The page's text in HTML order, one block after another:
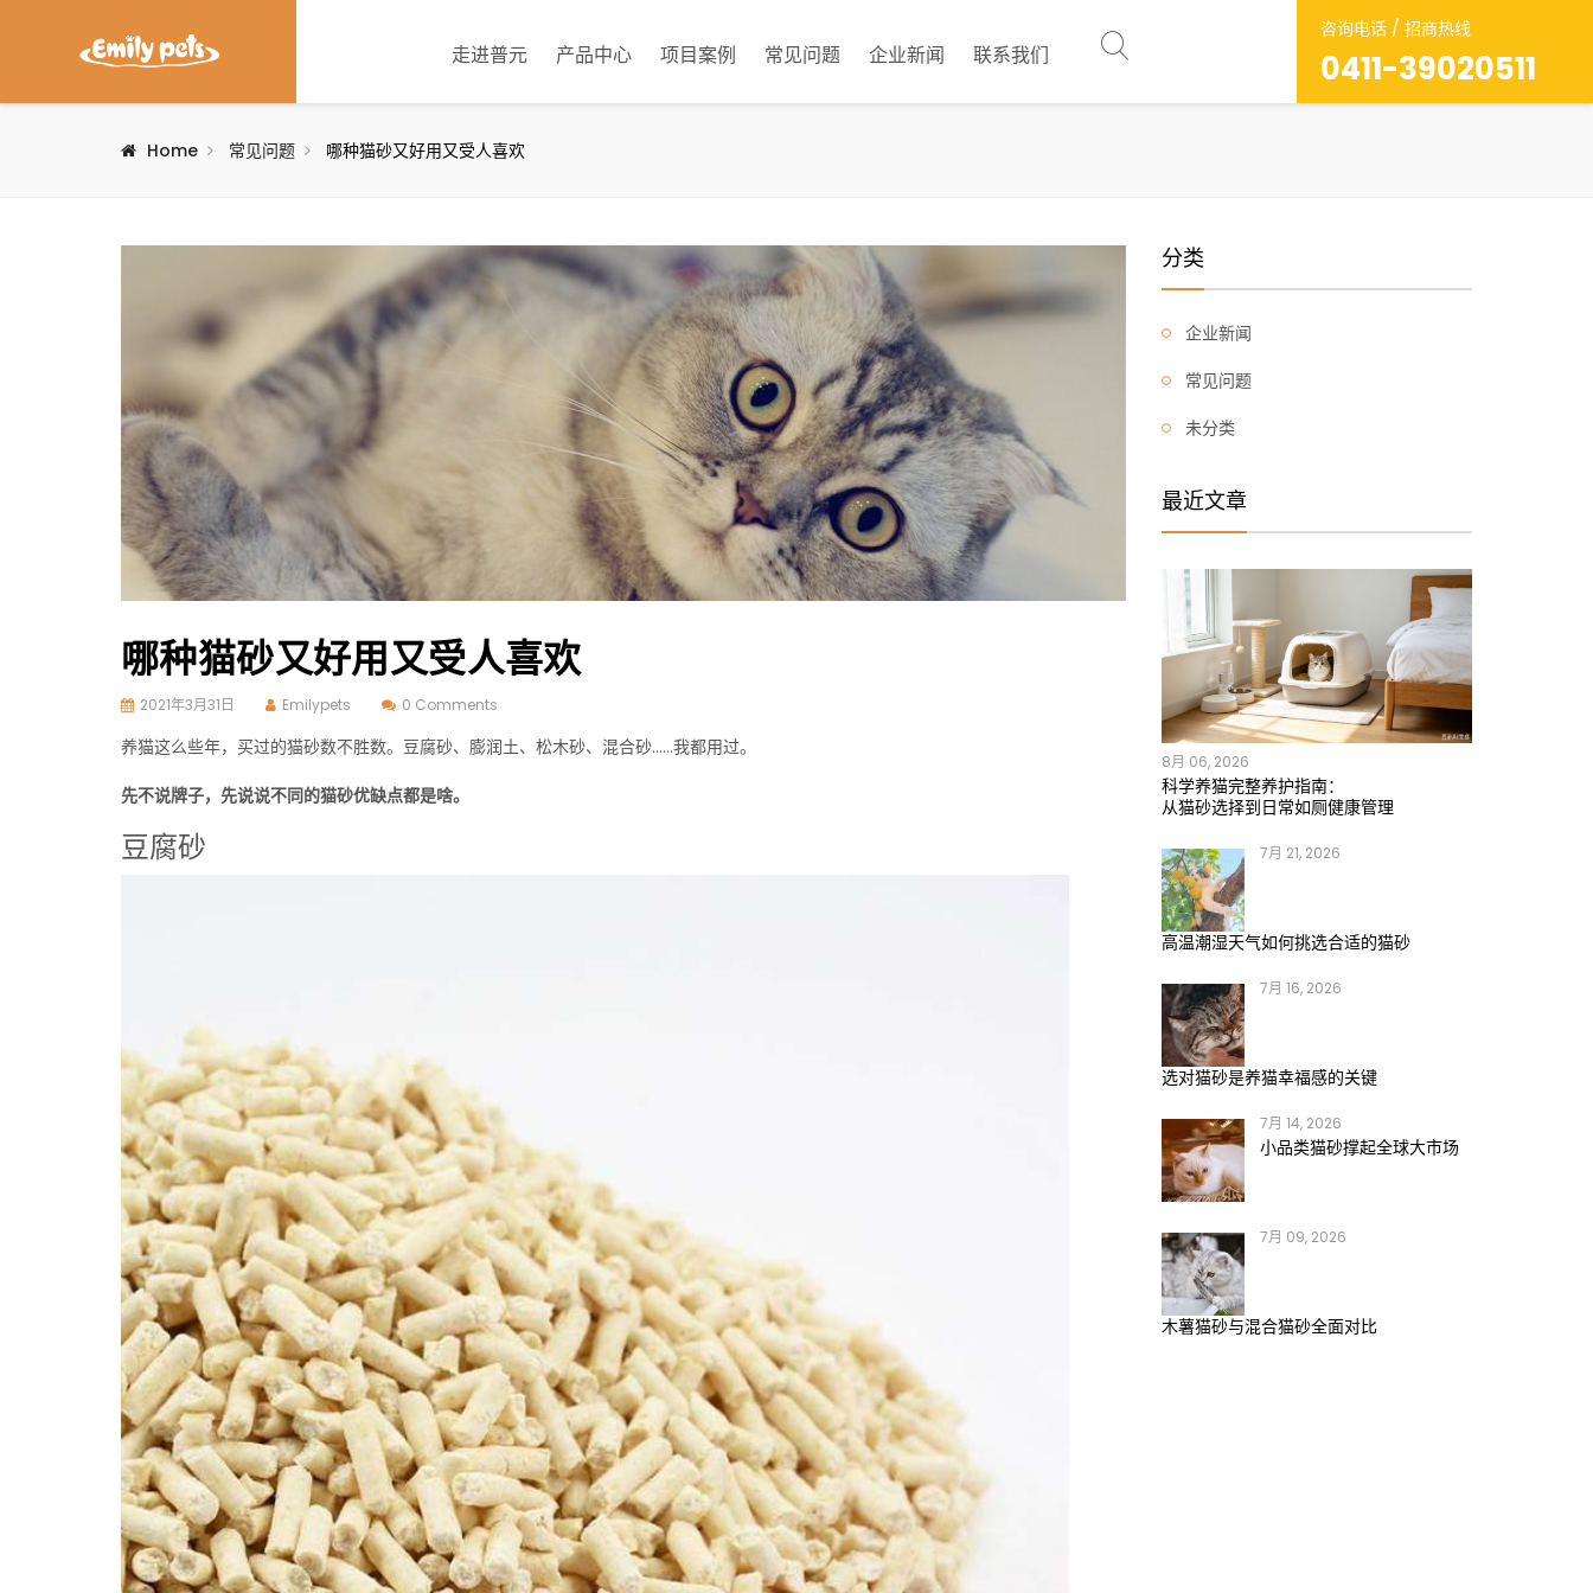
走进普元 产品中心 项目案例 常见问题 企业新闻 联系我们
咨询电话 / 招商热线
0411-39020511
Home 常见问题 哪种猫砂又好用又受人喜欢
哪种猫砂又好用又受人喜欢
2021年3月31日 Emilypets 0 Comments
养猫这么些年，买过的猫砂数不胜数。豆腐砂、膨润土、松木砂、混合砂……我都用过。
先不说牌子，先说说不同的猫砂优缺点都是啥。
豆腐砂
分类
企业新闻
常见问题
未分类
最近文章
8月 06, 2026
科学养猫完整养护指南：
从猫砂选择到日常如厕健康管理
7月 21, 2026
高温潮湿天气如何挑选合适的猫砂
7月 16, 2026
选对猫砂是养猫幸福感的关键
7月 14, 2026
小品类猫砂撑起全球大市场
7月 09, 2026
木薯猫砂与混合猫砂全面对比